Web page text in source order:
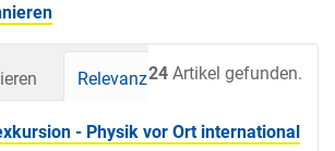
24 Artikel gefunden.
Relevanz Datum
- Physik vor Ort international